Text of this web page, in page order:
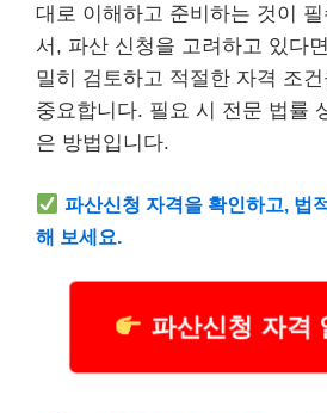
대로 이해하고 준비하는 것이
서, 파산 신청을 고려하고 있다
밀히 검토하고 적절한 자격 조
중요합니다. 필요 시 전문 법률
은 방법입니다.
파산신청 자격을 확인하고, 법
해 보세요.
파산신청 자격